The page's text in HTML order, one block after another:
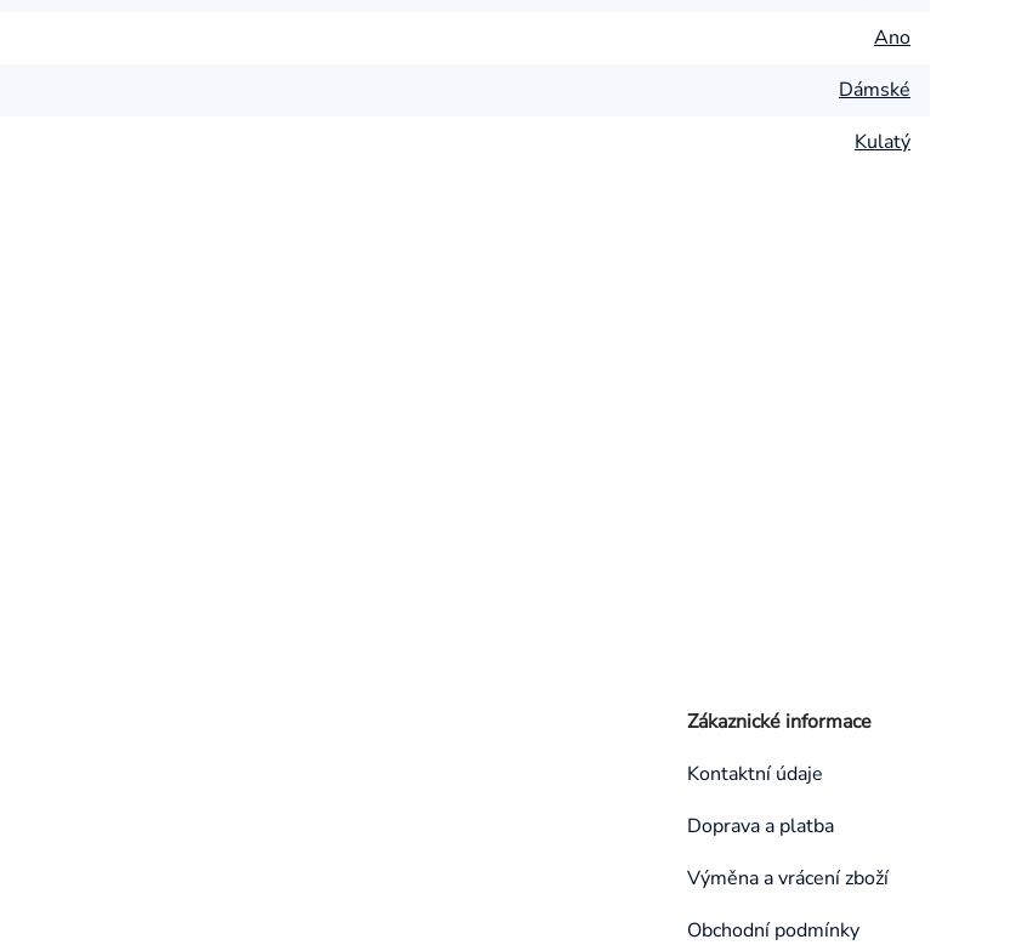
Ano
Dámské
Kulatý
Zákaznické informace
Kontaktní údaje
Doprava a platba
Výměna a vrácení zboží
Obchodní podmínky